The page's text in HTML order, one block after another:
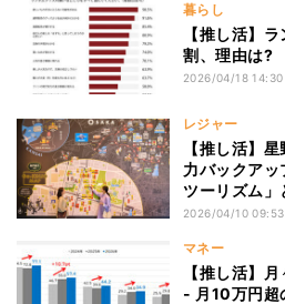
暮らし
【推し活】
割、理由は?
2026/04/18 14:30
レジャー
【推し活】
力バックア
ツーリズム」
2026/04/10 09:53
マネー
【推し活】
- 月10万円超